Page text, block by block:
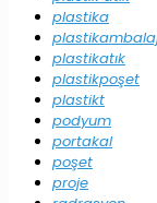
plastika
plastikatık
plastikpoşet
plastikt
podyum
portakal
poşet
proje